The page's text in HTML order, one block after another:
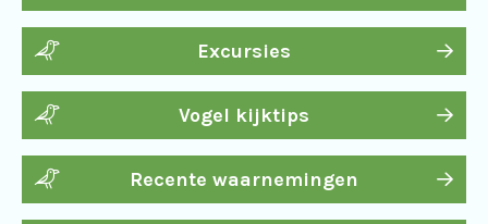
Excursies
Vogel kijktips
Recente waarnemingen